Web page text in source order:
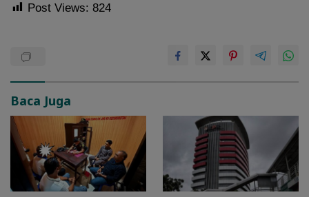
Post Views: 824
Baca Juga